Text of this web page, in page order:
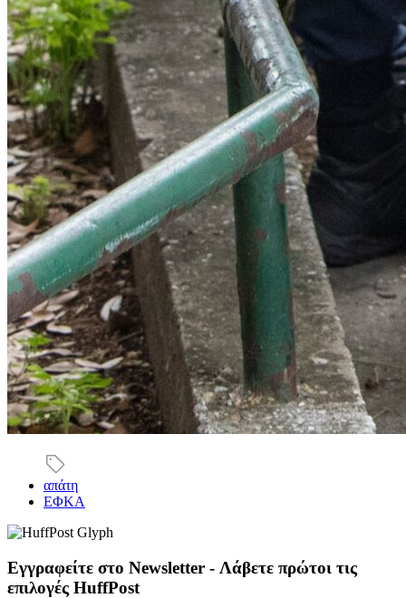
απάτη
ΕΦΚΑ
Εγγραφείτε στο Newsletter - Λάβετε πρώτοι τις
επιλογές HuffPost